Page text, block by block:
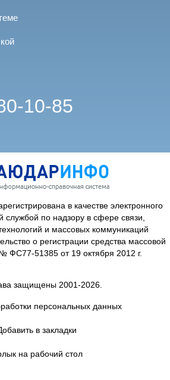
10-85
в качестве электронного
по надзору в сфере связи,
и массовых коммуникаций
о регистрации средства массовой
51385 от 19 октября 2012 г.
защищены 2001-2026.
персональных данных
в закладки
на рабочий стол